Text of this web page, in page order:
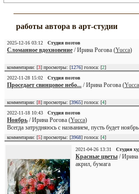
работы автора в арт-студии
2025-12-16 03:12 Студия поэтов
Сломанное вдохновение / Ирина Рогова (Yucca)
комментарии: [3] просмотры: [1276] голоса: [2]
2022-11-28 15:02
Студия поэтов
Проседает свинцовое небо... / Ирина Рогова (Yucca
комментарии: [8] просмотры: [3965] голоса: [4]
2022-11-18 10:43
Студия поэтов
Ноябрь / Ирина Рогова (Yucca)
Всегда затрудняюсь с названием, пусть будет
комментарии: [5] просмотры: [3968] голоса: [4]
2021-04-26 13:31 Студия
Красные цветы / Ирина
акрил, бумага